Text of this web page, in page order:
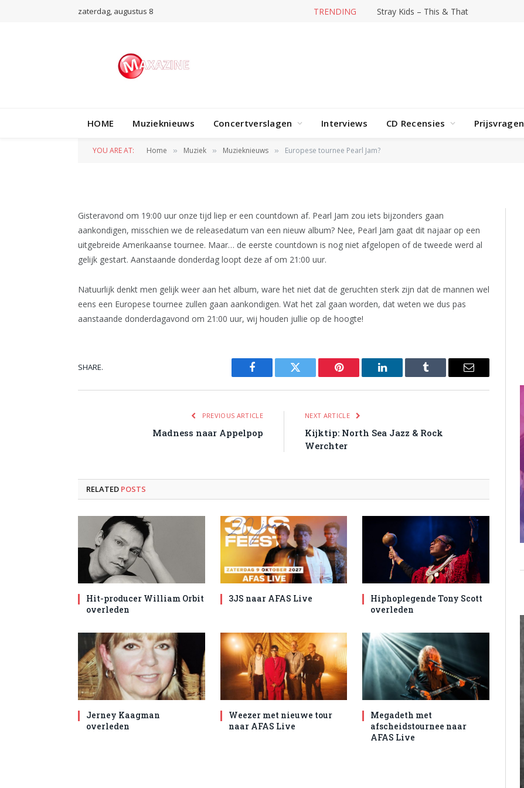
zaterdag, augustus 8 TRENDING Stray Kids – This & That
HOME Muzieknieuws Concertverslagen Interviews CD Recensies Prijsvragen
YOU ARE AT: Home » Muziek » Muzieknieuws » Europese tournee Pearl Jam?
Europese tournee Pearl Jam?
Gisteravond om 19:00 uur onze tijd liep er een countdown af. Pearl Jam zou iets bijzonders gaan
aankondigen, misschien we de releasedatum van een nieuw album? Nee, Pearl Jam gaat dit najaar op een
uitgebreide Amerikaanse tournee. Maar… de eerste countdown is nog niet afgelopen of de tweede werd al
gelijk gestart. Aanstaande donderdag loopt deze af om 21:00 uur.
Natuurlijk denkt men gelijk weer aan het album, ware het niet dat de geruchten sterk zijn dat de mannen wel
eens een Europese tournee zullen gaan aankondigen. Wat het zal gaan worden, dat weten we dus pas
aanstaande donderdagavond om 21:00 uur, wij houden jullie op de hoogte!
SHARE.
Facebook Twitter Pinterest LinkedIn Tumblr Email
PREVIOUS ARTICLE
Madness naar Appelpop
NEXT ARTICLE
Kijktip: North Sea Jazz & Rock
Werchter
RELATED POSTS
Hit-producer William Orbit
overleden
3JS naar AFAS Live
Hiphoplegende Tony Scott
overleden
Jerney Kaagman
overleden
Weezer met nieuwe tour
naar AFAS Live
Megadeth met
afscheidstournee naar
AFAS Live